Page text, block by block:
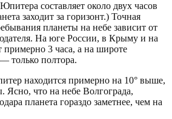
составляет около двух часов
заходит за горизонт.) Точная
планеты на небе зависит от
На юге России, в Крыму и на
примерно 3 часа, а на широте
только полтора.
находится примерно на 10° выше,
что на небе Волгограда,
планета гораздо заметнее, чем на